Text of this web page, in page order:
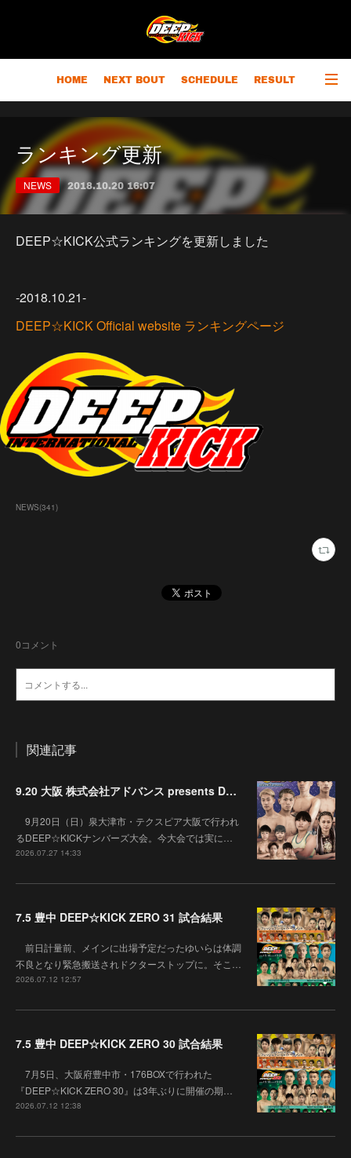
HOME NEXT BOUT SCHEDULE RESULT
RANKING CHAMPIONS
ランキング更新
NEWS 2018.10.20 16:07
DEEP☆KICK公式ランキングを更新しました
-2018.10.21-
DEEP☆KICK Official website ランキングページ
NEWS(341)
0コメント
関連記事
9.20 大阪 株式会社アドバンス presents DEEP☆KICK 79･80 7月の準決勝を勝ち抜いた6名による-53kg･-65kg･QUEEN-46kgと3つの王座決定戦の開催が決定！
9月20日（日）泉大津市・テクスピア大阪で行われ
るDEEP☆KICKナンバーズ大会。今大会では実に…
2026.07.27 14:33
7.5 豊中 DEEP☆KICK ZERO 31 試合結果
前日計量前、メインに出場予定だったゆいらは体調
不良となり緊急搬送されドクターストップに。そこ…
2026.07.12 12:57
7.5 豊中 DEEP☆KICK ZERO 30 試合結果
7月5日、大阪府豊中市・176BOXで行われた
『DEEP☆KICK ZERO 30』は3年ぶりに開催の期…
2026.07.12 12:38